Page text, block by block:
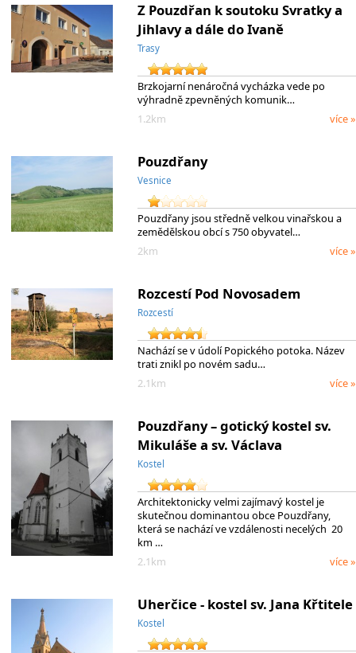
Z Pouzdřan k soutoku Svratky a
Jihlavy a dále do Ivaně
Trasy
Brzkojarní nenáročná vycházka vede po
výhradně zpevněných komunik…
1.2km
více »
Pouzdřany
Vesnice
Pouzdřany jsou středně velkou vinařskou a
zemědělskou obcí s 750 obyvatel…
2km
více »
Rozcestí Pod Novosadem
Rozcestí
Nachází se v údolí Popického potoka. Název
trati znikl po novém sadu…
2.1km
více »
Pouzdřany – gotický kostel sv.
Mikuláše a sv. Václava
Kostel
Architektonicky velmi zajímavý kostel je
skutečnou dominantou obce Pouzdřany,
která se nachází ve vzdálenosti necelých 20
km …
2.1km
více »
Uherčice - kostel sv. Jana Křtitele
Kostel